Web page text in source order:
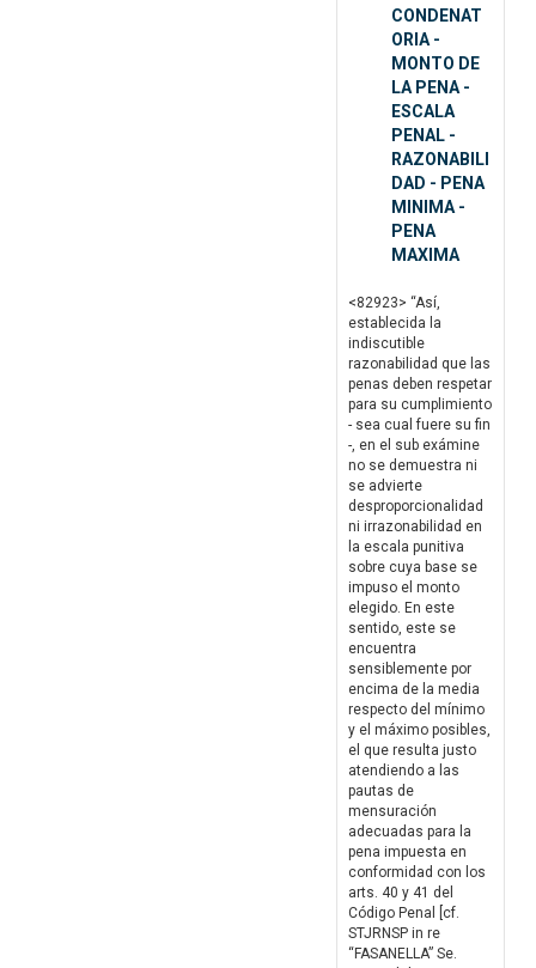
CONDENAT
ORIA -
MONTO DE
LA PENA -
ESCALA
PENAL -
RAZONABILI
DAD - PENA
MINIMA -
PENA
MAXIMA
<82923> “Así,
establecida la
indiscutible
razonabilidad que las
penas deben respetar
para su cumplimiento
- sea cual fuere su fin
-, en el sub exámine
no se demuestra ni
se advierte
desproporcionalidad
ni irrazonabilidad en
la escala punitiva
sobre cuya base se
impuso el monto
elegido. En este
sentido, este se
encuentra
sensiblemente por
encima de la media
respecto del mínimo
y el máximo posibles,
el que resulta justo
atendiendo a las
pautas de
mensuración
adecuadas para la
pena impuesta en
conformidad con los
arts. 40 y 41 del
Código Penal [cf.
STJRNSP in re
“FASANELLA” Se.